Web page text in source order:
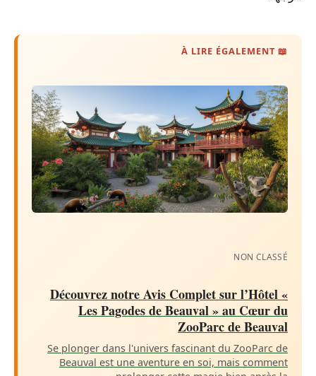
📖 À LIRE ÉGALEMENT
NON CLASSÉ
Découvrez notre Avis Complet sur l’Hôtel «
Les Pagodes de Beauval » au Cœur du
ZooParc de Beauval
Se plonger dans l'univers fascinant du ZooParc de
Beauval est une aventure en soi, mais comment